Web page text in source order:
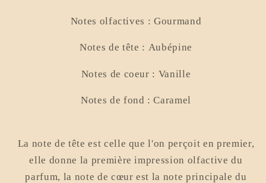
Notes olfactives :Gourmand
Notes de tête : Aubépine
Notes de coeur : Vanille
Notes de fond :Caramel
La note de tête est celle que l'on perçoit en premier,
elle donne la première impression olfactive du
parfum, la note de cœur est la note principale du